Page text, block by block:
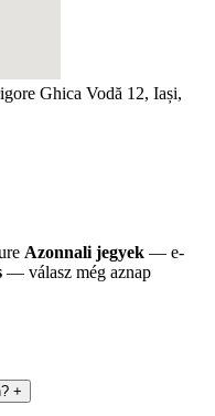
Ghica Vodă 12, Iași,
Azonnali jegyek — e-
— válasz még aznap
+